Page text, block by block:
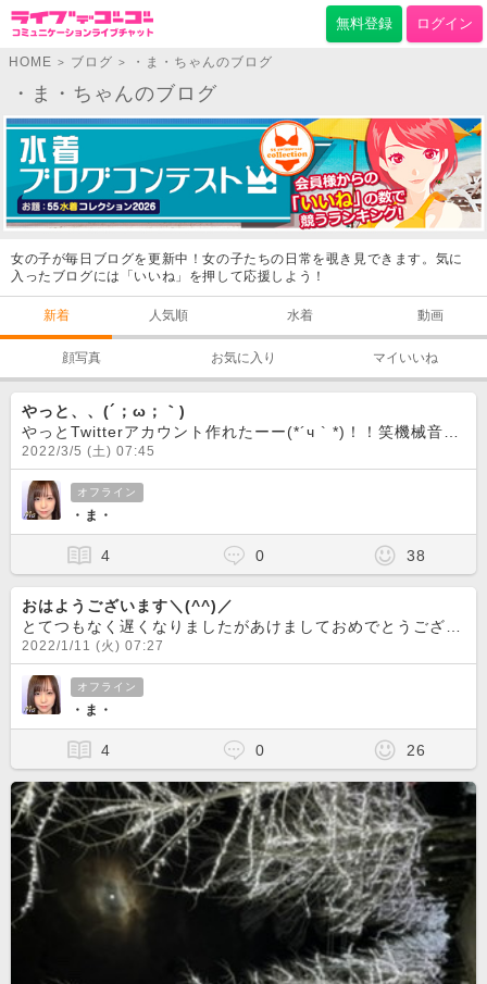
無料登録 ログイン
HOME > ブログ > ・ま・ちゃんのブログ
・ま・ちゃんのブログ
女の子が毎日ブログを更新中！女の子たちの日常を覗き見できます。気に
入ったブログには「いいね」を押して応援しよう！
新着 人気順 水着 動画
顔写真 お気に入り マイいいね
やっと、、(´；ω；｀)
2022/3/5 (土) 07:45
オフライン
・ま・
4 0 38
おはようございます＼(^^)／
2022/1/11 (火) 07:27
オフライン
・ま・
4 0 26